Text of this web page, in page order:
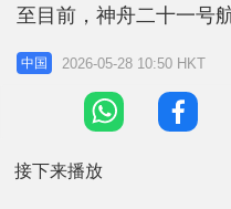
至目前，神舟二十一号
务，将于近日乘坐神舟
陆场。 目前，著陆场及
好迎接航天员回家的各
港载荷专家在列 神舟二
中国 2026-05-28 10:50 HKT
接下来播放